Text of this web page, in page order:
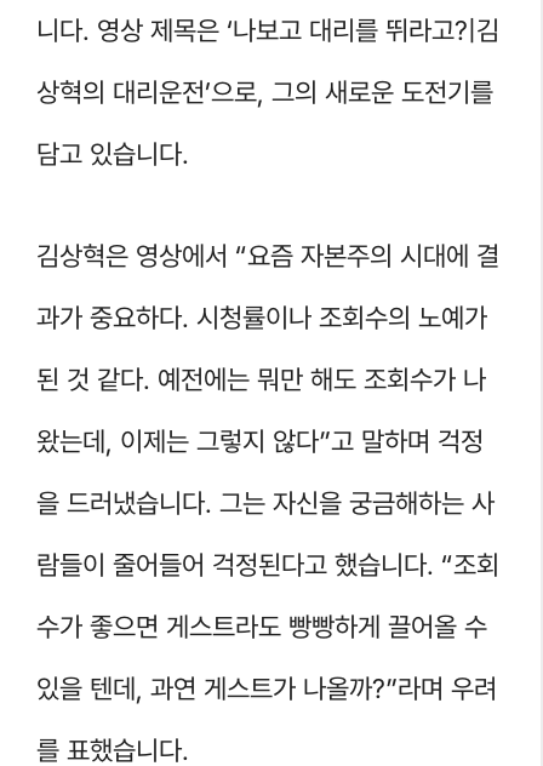
니다. 영상 제목은 ‘나보고 대리를 뛰라고?|김
상혁의 대리운전’으로, 그의 새로운 도전기를
담고 있습니다.
김상혁은 영상에서 “요즘 자본주의 시대에 결
과가 중요하다. 시청률이나 조회수의 노예가
된 것 같다. 예전에는 뭐만 해도 조회수가 나
왔는데, 이제는 그렇지 않다”고 말하며 걱정
을 드러냈습니다. 그는 자신을 궁금해하는 사
람들이 줄어들어 걱정된다고 했습니다. “조회
수가 좋으면 게스트라도 빵빵하게 끌어올 수
있을 텐데, 과연 게스트가 나올까?”라며 우려
를 표했습니다.